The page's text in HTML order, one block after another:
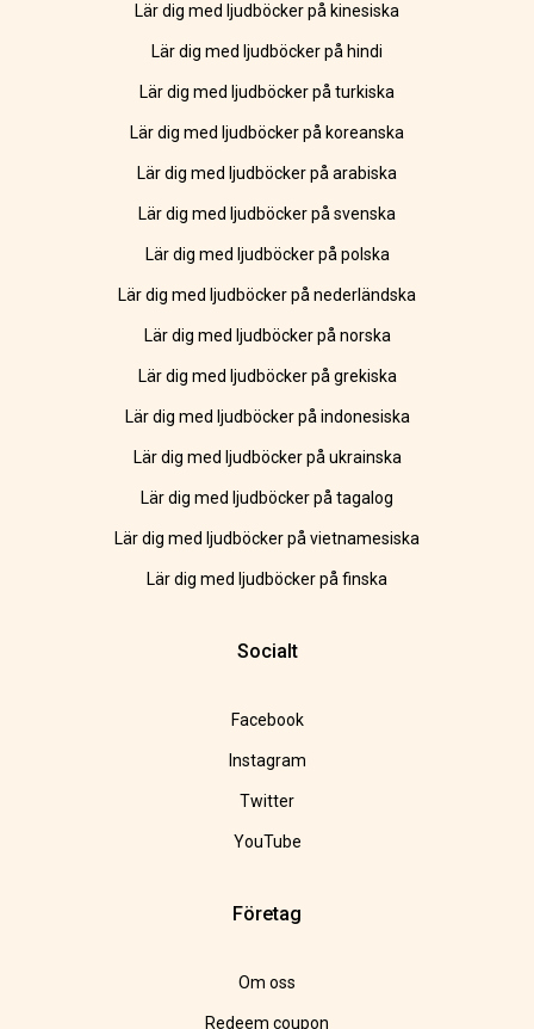
Lär dig med ljudböcker på kinesiska
Lär dig med ljudböcker på hindi
Lär dig med ljudböcker på turkiska
Lär dig med ljudböcker på koreanska
Lär dig med ljudböcker på arabiska
Lär dig med ljudböcker på svenska
Lär dig med ljudböcker på polska
Lär dig med ljudböcker på nederländska
Lär dig med ljudböcker på norska
Lär dig med ljudböcker på grekiska
Lär dig med ljudböcker på indonesiska
Lär dig med ljudböcker på ukrainska
Lär dig med ljudböcker på tagalog
Lär dig med ljudböcker på vietnamesiska
Lär dig med ljudböcker på finska
Socialt
Facebook
Instagram
Twitter
YouTube
Företag
Om oss
Redeem coupon